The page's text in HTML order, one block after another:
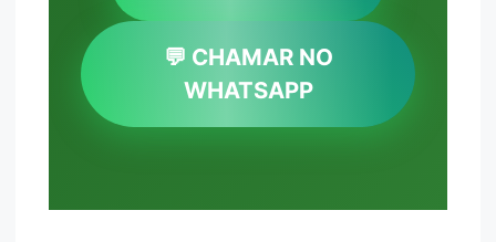
💬 CHAMAR NO
WHATSAPP